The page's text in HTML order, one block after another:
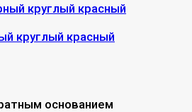
круглый красный
основанием